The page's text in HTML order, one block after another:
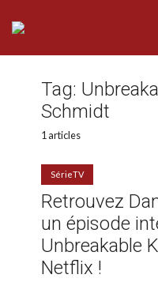
Tag:
Schmidt
1 articles
SérieTV
Retrouvez
un épisode
Unbreakable
Netflix !